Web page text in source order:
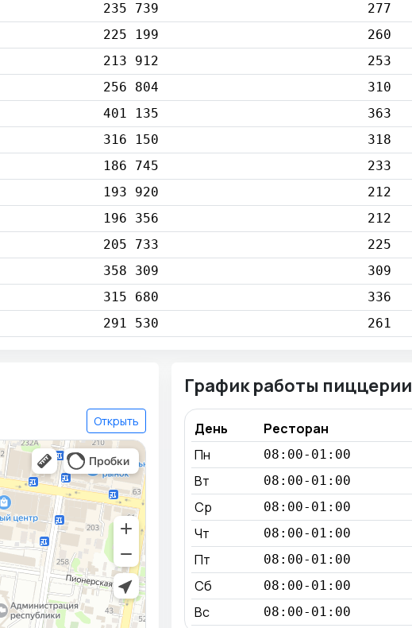
235 739
277
225 199
260
213 912
253
256 804
310
401 135
363
316 150
318
186 745
233
193 920
212
196 356
212
205 733
225
358 309
309
315 680
336
291 530 261
Открыть
График работы пиццерии
День Ресторан
Пн
08:00-01:00
Вт 08:00-01:00
Ср 08:00-01:00
Чт 08:00-01:00
Пт 08:00-01:00
Сб 08:00-01:00
Вс 08:00-01:00